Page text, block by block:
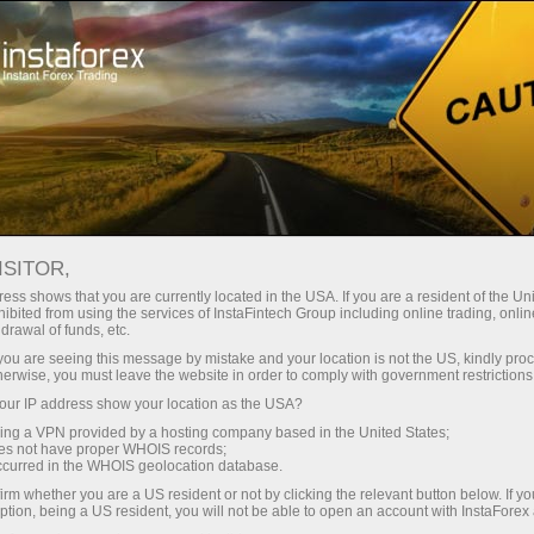
Tentang InstaForex Berita Perusahaan
Berita InstaForex
Apakah anda ingin tahu tentang semua peristiwa
saat ini, kontes dan perubahan jadwal perdagangan
InstaForex? Kemudian Selamat Datang di halaman
berita, di mana bahan tentang yang paling penting,
berguna dan menarik diterbitkan!
shows that you are currently located in the USA. If you are a resident of the
from using the services of InstaFintech Group including online trading,
of funds, etc.
are seeing this message by mistake and your location is not the US, kindly
you must leave the website in order to comply with government
IP address show your location as the USA?
a VPN provided by a hosting company based in the United States;
not have proper WHOIS records;
in the WHOIS geolocation database.
whether you are a US resident or not by clicking the relevant button below. If
being a US resident, you will not be able to open an account with InstaForex